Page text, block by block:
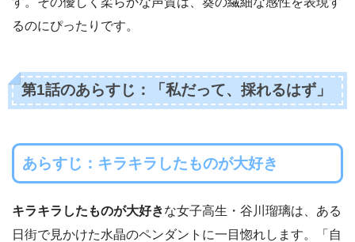
るのにぴったりです。
第1話のあらすじ：「私だって、採れるはず」
あらすじ： キラキラしたものが大好き
キラキラしたものが大好きな女子高生・谷川瑠璃は、ある
日街で見かけた水晶のペンダントに一目惚れします。「自